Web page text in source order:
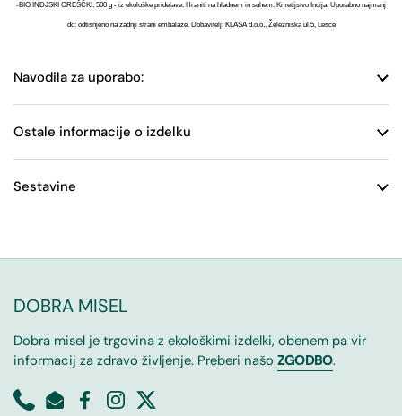
-BIO INDJSKI OREŠČKI, 500 g - iz ekološke pridelave. Hraniti na hladnem in suhem. Kmetijstvo Indija. Uporabno najmanj
do: odtisnjeno na zadnji strani embalaže. Dobavitelj: KLASA d.o.o., Železniška ul.5, Lesce
Navodila za uporabo:
Ostale informacije o izdelku
Sestavine
DOBRA MISEL
Dobra misel je trgovina z ekološkimi izdelki, obenem pa vir
informacij za zdravo življenje. Preberi našo ZGODBO.